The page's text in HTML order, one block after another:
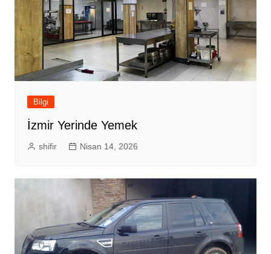
Bilgi
İzmir Yerinde Yemek
shifir Nisan 14, 2026